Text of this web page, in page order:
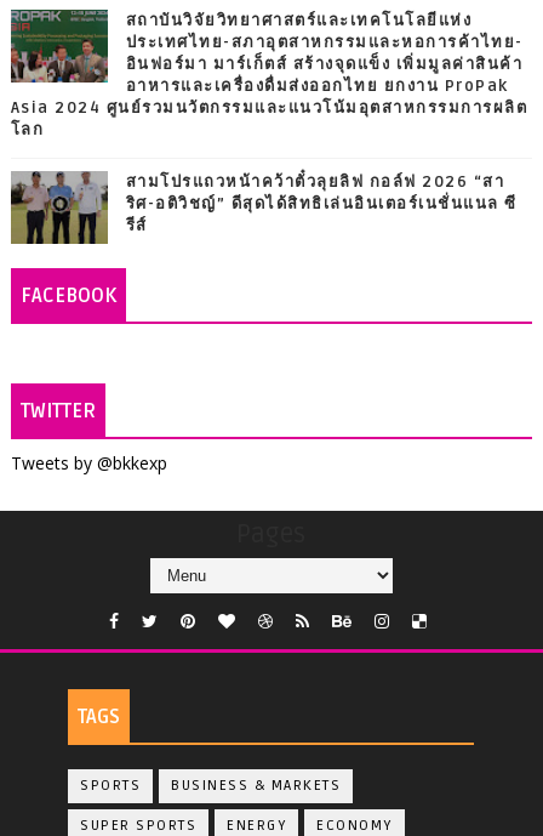
สถาบันวิจัยวิทยาศาสตร์และเทคโนโลยีแห่ง
ประเทศไทย-สภาอุตสาหกรรมและหอการค้าไทย-
อินฟอร์มา มาร์เก็ตส์ สร้างจุดแข็ง เพิ่มมูลค่าสินค้า
อาหารและเครื่องดื่มส่งออกไทย ยกงาน ProPak
Asia 2024 ศูนย์รวมนวัตกรรมและแนวโน้มอุตสาหกรรมการผลิต
โลก
สามโปรแถวหน้าคว้าตั๋วลุยลิฟ กอล์ฟ 2026 “สา
ริศ-อติวิชญ์” ดีสุดได้สิทธิเล่นอินเตอร์เนชั่นแนล ซี
รีส์
FACEBOOK
TWITTER
Tweets by @bkkexp
TAGS
SPORTS BUSINESS & MARKETS
SUPER SPORTS ENERGY ECONOMY